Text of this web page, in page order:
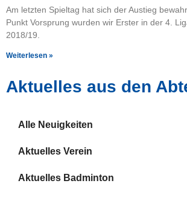
Aktuelles aus den
Alle Neuigkeiten
Aktuelles Verein
Aktuelles Badminton
Am letzten Spieltag hat sich der Austieg
Punkt Vorsprung wurden wir Erster in der 4.
2018/19.
Weiterlesen »